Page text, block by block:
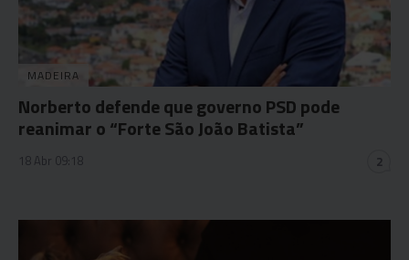
MADEIRA
Norberto defende que governo PSD pode
reanimar o “Forte São João Batista”
18 Abr 09:18 2